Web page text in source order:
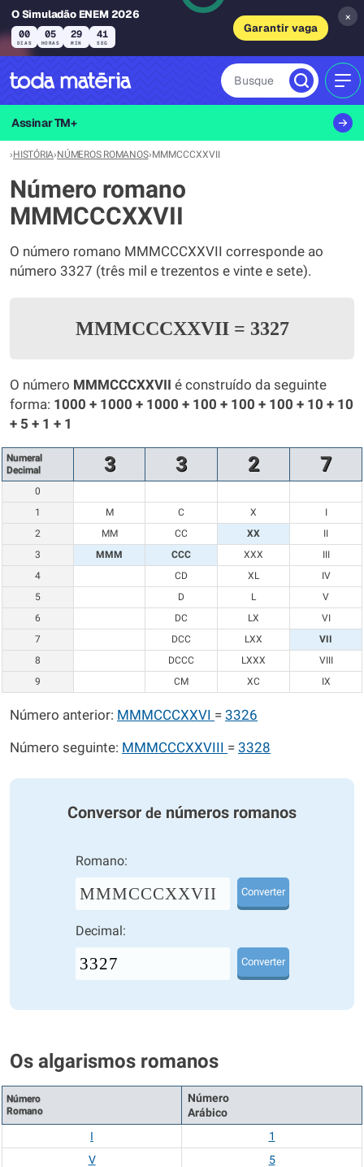
O Simuladão ENEM 2026
00
DIAS
05
HORAS
29
MIN
41
SEG
Garantir vaga
×
Busque
Assinar TM+
›HISTÓRIA›NÚMEROS ROMANOS›MMMCCCXXVII
Número romano
MMMCCCXXVII
O número romano MMMCCCXXVII corresponde ao
número 3327 (três mil e trezentos e vinte e sete).
MMMCCCXXVII = 3327
O número MMMCCCXXVII é construído da seguinte
forma: 1000 + 1000 + 1000 + 100 + 100 + 100 + 10 + 10
+ 5 + 1 + 1
Numeral
Decimal
3 3 2 7
0
1
M C X
I
2
MM CC XX
II
3
MMM CCC XXX
III
4
CD XL
IV
5
D L
V
6
DC LX
VI
7
DCC LXX
VII
8
DCCC LXXX
VIII
9
CM XC IX
Número anterior: MMMCCCXXVI = 3326
Número seguinte: MMMCCCXXVIII = 3328
Conversor de números romanos
Romano:
MMMCCCXXVII Converter
Decimal:
Converter
Os algarismos romanos
Número
Romano
Número
Arábico
I
1
V
5